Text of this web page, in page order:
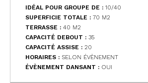
IDÉAL POUR GROUPE DE : 10/40
SUPERFICIE TOTALE : 70 M2
TERRASSE : 40 M2
CAPACITÉ DEBOUT : 35
CAPACITÉ ASSISE : 20
HORAIRES : SELON ÉVÈNEMENT
ÉVÈNEMENT DANSANT : OUI